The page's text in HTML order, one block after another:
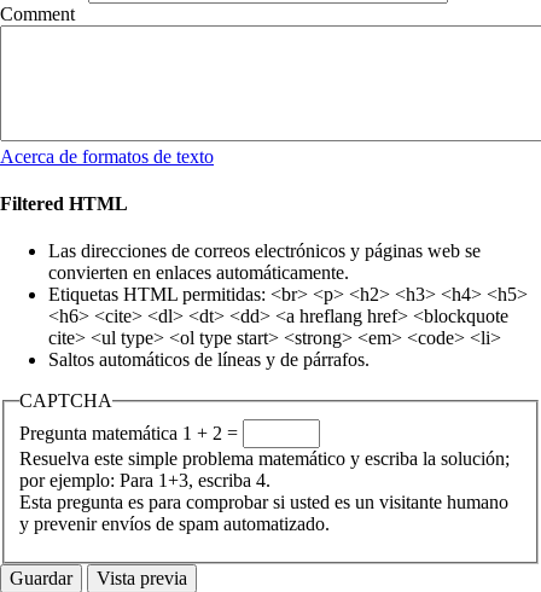
Comment
Acerca de formatos de texto
Filtered HTML
Las direcciones de correos electrónicos y páginas web se
convierten en enlaces automáticamente.
Etiquetas HTML permitidas: <br> <p> <h2> <h3> <h4> <h5>
<h6> <cite> <dl> <dt> <dd> <a hreflang href> <blockquote
cite> <ul type> <ol type start> <strong> <em> <code> <li>
Saltos automáticos de líneas y de párrafos.
CAPTCHA
Pregunta matemática 1 + 2 =
Resuelva este simple problema matemático y escriba la solución;
por ejemplo: Para 1+3, escriba 4.
Esta pregunta es para comprobar si usted es un visitante humano
y prevenir envíos de spam automatizado.